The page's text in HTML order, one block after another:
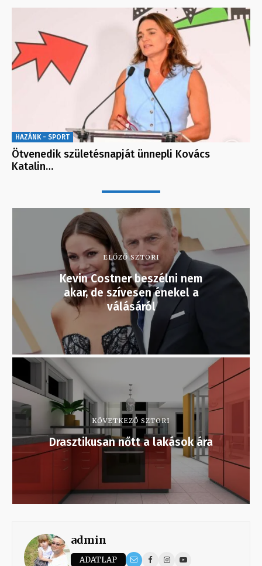
HAZÁNK - SPORT
Ötvenedik születésnapját ünnepli Kovács
Katalin…
ELŐZŐ SZTORI
Kevin Costner beszélni nem
akar, de szívesen énekel a
válásáról
KÖVETKEZŐ SZTORI
Drasztikusan nőtt a lakások ára
admin
ADATLAP